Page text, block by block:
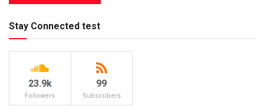
Stay Connected test
23.9k
Followers
99
Subscribers